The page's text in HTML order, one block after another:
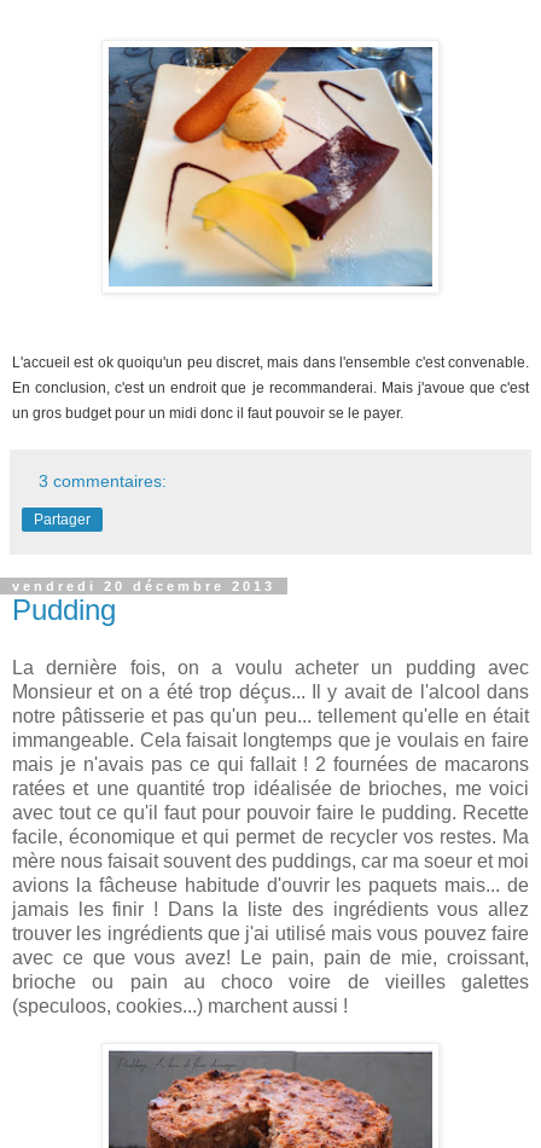
L'accueil est ok quoiqu'un peu discret, mais dans l'ensemble c'est convenable.
En conclusion, c'est un endroit que je recommanderai. Mais j'avoue que c'est
un gros budget pour un midi donc il faut pouvoir se le payer.
3 commentaires:
Partager
vendredi 20 décembre 2013
Pudding
La dernière fois, on a voulu acheter un pudding avec
Monsieur et on a été trop déçus... Il y avait de l'alcool dans
notre pâtisserie et pas qu'un peu... tellement qu'elle en était
immangeable. Cela faisait longtemps que je voulais en faire
mais je n'avais pas ce qui fallait ! 2 fournées de macarons
ratées et une quantité trop idéalisée de brioches, me voici
avec tout ce qu'il faut pour pouvoir faire le pudding. Recette
facile, économique et qui permet de recycler vos restes. Ma
mère nous faisait souvent des puddings, car ma soeur et moi
avions la fâcheuse habitude d'ouvrir les paquets mais... de
jamais les finir ! Dans la liste des ingrédients vous allez
trouver les ingrédients que j'ai utilisé mais vous pouvez faire
avec ce que vous avez! Le pain, pain de mie, croissant,
brioche ou pain au choco voire de vieilles galettes
(speculoos, cookies...) marchent aussi !